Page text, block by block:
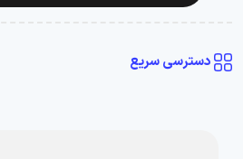
دسترسی سریع